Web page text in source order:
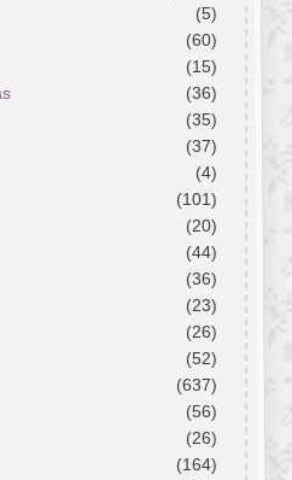
(5)
(60)
(15)
(36)
(35)
(37)
(4)
(101)
(20)
(44)
(36)
(23)
(26)
(52)
(637)
(56)
(26)
(164)